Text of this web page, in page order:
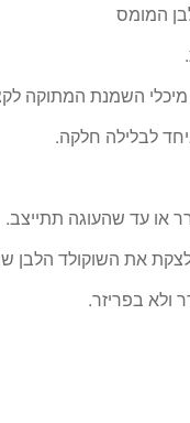
המומס
לבלילה חלקה.
או עד שהעוגה תתייצב.
את השוקולד
ולא בפריזר.